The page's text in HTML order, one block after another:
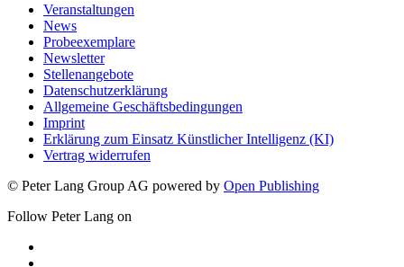
Veranstaltungen
News
Probeexemplare
Newsletter
Stellenangebote
Datenschutzerklärung
Allgemeine Geschäftsbedingungen
Imprint
Erklärung zum Einsatz Künstlicher Intelligenz (KI)
Vertrag widerrufen
© Peter Lang Group AG powered by Open Publishing
Follow Peter Lang on